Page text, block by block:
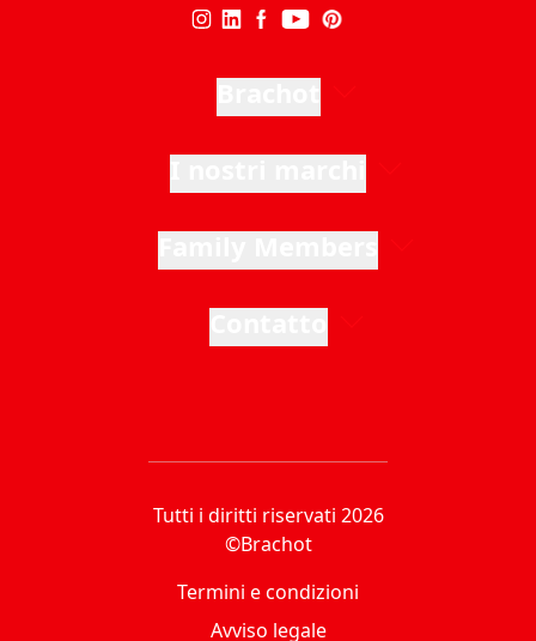
Tutti i diritti riservati 2026
©Brachot
Termini e condizioni
Avviso legale